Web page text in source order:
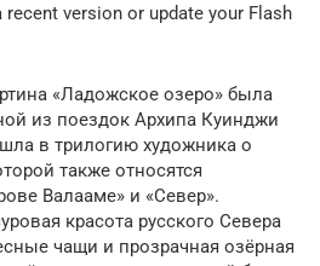
version or update your Flash
«Ладожское озеро» была
из поездок Архипа Куинджи
в трилогию художника о
также относятся
Валааме» и «Север».
красота русского Севера
чащи и прозрачная озёрная